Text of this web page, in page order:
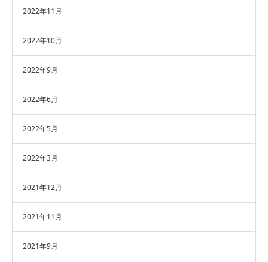
2022年11月
2022年10月
2022年9月
2022年6月
2022年5月
2022年3月
2021年12月
2021年11月
2021年9月